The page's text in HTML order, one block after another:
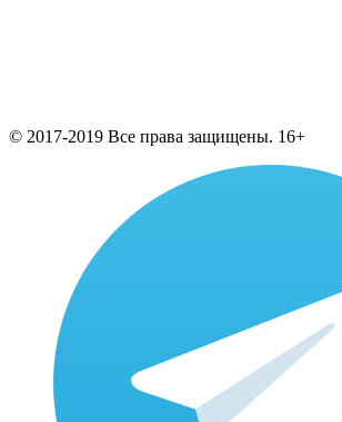
© 2017-2019 Все права защищены. 16+